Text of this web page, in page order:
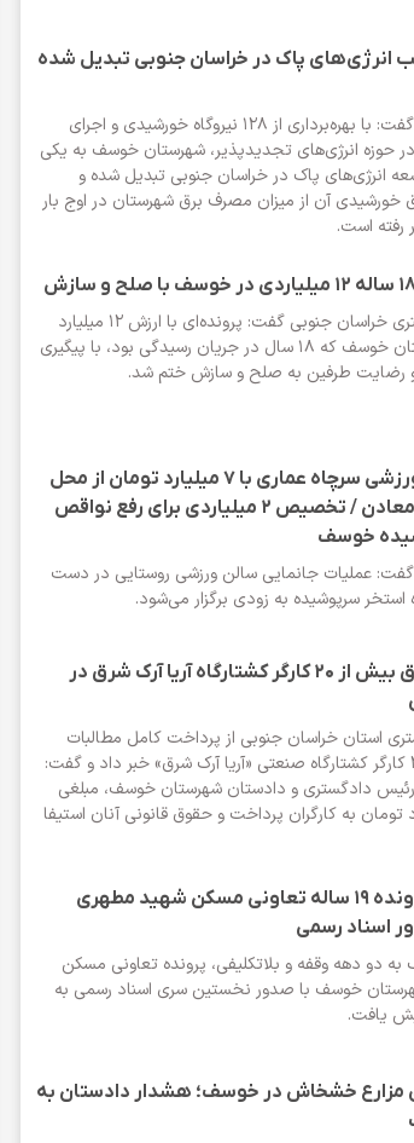
پاک در خراسان جنوبی تبدیل شده
فرماندار خوسف گفت: با بهره‌برداری از ۱۲۸ نیروگاه خورشیدی و اجرای
حوزه انرژی‌های تجدیدپذیر، شهرستان خوسف به یکی
انرژی‌های پاک در خراسان جنوبی تبدیل شده و
خورشیدی آن از میزان مصرف برق شهرستان در اوج بار
رفته است.
رئیس‌کل دادگستری خراسان جنوبی گفت: پرونده‌ای با ارزش ۱۲ میلیارد
تومان در شهرستان خوسف که ۱۸ سال در جریان رسیدگی بود، با پیگیری
رضایت طرفین به صلح و سازش ختم شد.
احداث سالن ورزشی سرچاه عماری با 7 میلیارد تومان از محل
حقوق دولتی معادن / تخصیص ۲ میلیاردی برای رفع نواقص
خوسف
عملیات جانمایی سالن ورزشی روستایی در دست
استخر سرپوشیده به زودی برگزار می‌شود.
استیفای حقوق بیش از ۲۰ کارگر کشتارگاه آریا آرک شرق در
استان خراسان جنوبی از پرداخت کامل مطالبات
معوق بیش از ۲۰ کارگر کشتارگاه صنعتی «آریا آرک شرق» خبر داد و گفت:
دادگستری و دادستان شهرستان خوسف، مبلغی
تومان به کارگران پرداخت و حقوق قانونی آنان استیفا
گشایش در پرونده ۱۹ ساله تعاونی مسکن شهید مطهری
اسناد رسمی
دو دهه وقفه و بلاتکلیفی، پرونده تعاونی مسکن
خوسف با صدور نخستین سری اسناد رسمی به
یافت.
مزارع خشخاش در خوسف؛ هشدار دادستان به